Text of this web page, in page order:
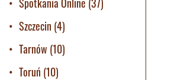
Szczecin (4)
Tarnów (10)
Toruń (10)